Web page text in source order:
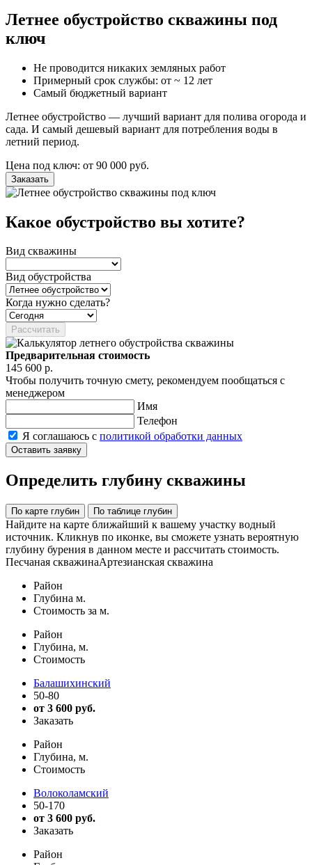
Летнее обустройство скважины под
ключ
Не проводится никаких земляных работ
Примерный срок службы: от ~ 12 лет
Самый бюджетный вариант
Летнее обустройство — лучший вариант для полива огорода и
сада. И самый дешевый вариант для потребления воды в
летний период.
Цена под ключ: от 90 000 руб.
Заказать
Какое обустройство вы хотите?
Вид скважины
Вид обустройства
Когда нужно сделать?
Рассчитать
Предварительная стоимость
145 600 р.
Чтобы получить точную смету, рекомендуем пообщаться с
менеджером
Имя
Телефон
Я соглашаюсь с политикой обработки данных
Оставить заявку
Определить глубину скважины
По карте глубин По таблице глубин
Найдите на карте ближайший к вашему участку водный
источник. Кликнув по иконке, вы сможете узнать вероятную
глубину бурения в данном месте и рассчитать стоимость.
Песчаная скважинаАртезианская скважина
Район
Глубина м.
Стоимость за м.
Район
Глубина, м.
Стоимость
Балашихинский
50-80
от 3 600 руб.
Заказать
Район
Глубина, м.
Стоимость
Волоколамский
50-170
от 3 600 руб.
Заказать
Район